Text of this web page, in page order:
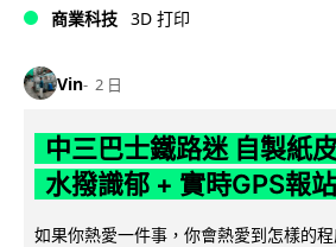
商業科技 3D 打印
Vin 2 日
中三巴士鐵路迷 自製紙
水撥識郁 + 實時GPS報站
如果你熱愛一件事，你會熱愛到怎樣的